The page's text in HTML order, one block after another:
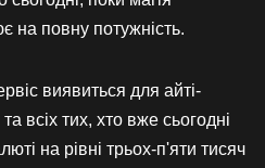
на повну потужність.
виявиться для айті-
всіх тих, хто вже сьогодні
на рівні трьох-п'яти тисяч